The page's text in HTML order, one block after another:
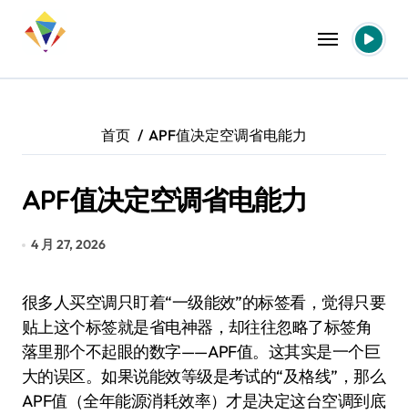
首页 APF值决定空调省电能力
APF值决定空调省电能力
4 月 27, 2026
很多人买空调只盯着“一级能效”的标签看，觉得只要
贴上这个标签就是省电神器，却往往忽略了标签角
落里那个不起眼的数字——APF值。这其实是一个巨
大的误区。如果说能效等级是考试的“及格线”，那么
APF值（全年能源消耗效率）才是决定这台空调到底